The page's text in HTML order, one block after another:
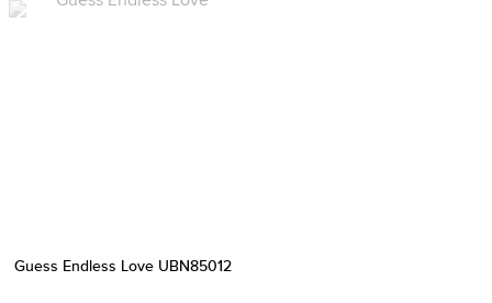
Guess Endless Love UBN85012